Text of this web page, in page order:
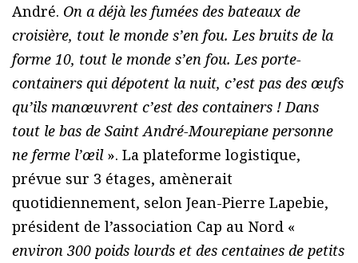
André. On a déjà les fumées des bateaux de
croisière, tout le monde s’en fou. Les bruits de la
forme 10, tout le monde s’en fou. Les porte-
containers qui dépotent la nuit, c’est pas des œufs
qu’ils manœuvrent c’est des containers ! Dans
tout le bas de Saint André-Mourepiane personne
ne ferme l’œil». La plateforme logistique,
prévue sur 3 étages, amènerait
quotidiennement, selon Jean-Pierre Lapebie,
président de l’association Cap au Nord «
environ 300 poids lourds et des centaines de petits